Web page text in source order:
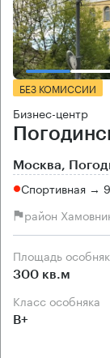
БЕЗ КОМИССИИ
Бизнес-центр
Москва,
Спортивная →
район
Площадь
300 кв.м
Класс особняка
B+